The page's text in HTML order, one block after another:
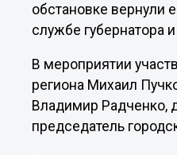
обстановке вернули
службе губернатора
В мероприятии
региона Михаил
Владимир Радченко,
председатель